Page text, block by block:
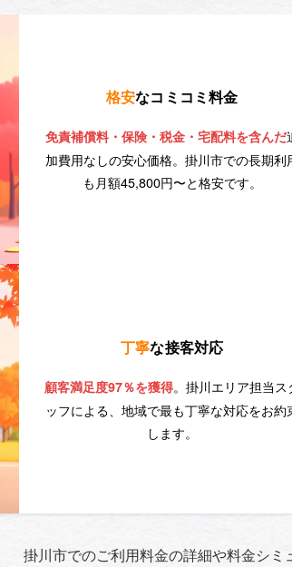
格安なコミコミ料金
免責補償料・保険・税金・宅配料を含んだ
加費用なしの安心価格。掛川市での長期利
も月額45,800円〜と格安です。
丁寧な接客対応
顧客満足度97％を獲得。掛川エリア担当ス
ッフによる、地域で最も丁寧な対応をお約
します。
掛川市でのご利用料金の詳細や料金シミ